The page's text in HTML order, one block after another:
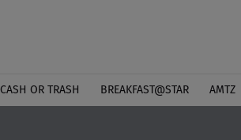
CASH OR TRASH BREAKFAST@STAR ΑΜΤΖ